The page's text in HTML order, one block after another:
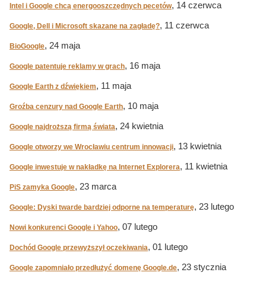
Intel i Google chcą energooszczędnych pecetów, 14 czerwca
Google, Dell i Microsoft skazane na zagładę?, 11 czerwca
BioGoogle, 24 maja
Google patentuje reklamy w grach, 16 maja
Google Earth z dźwiękiem, 11 maja
Groźba cenzury nad Google Earth, 10 maja
Google najdroższą firmą świata, 24 kwietnia
Google otworzy we Wrocławiu centrum innowacji, 13 kwietnia
Google inwestuje w nakładkę na Internet Explorera, 11 kwietnia
PiS zamyka Google, 23 marca
Google: Dyski twarde bardziej odporne na temperaturę, 23 lutego
Nowi konkurenci Google i Yahoo, 07 lutego
Dochód Google przewyższył oczekiwania, 01 lutego
Google zapomniało przedłużyć domenę Google.de, 23 stycznia